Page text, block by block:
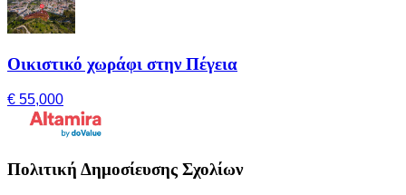
Οικιστικό χωράφι στην Πέγεια
€ 55,000
Πολιτική Δημοσίευσης Σχολίων